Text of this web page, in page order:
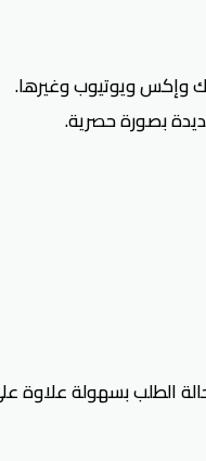
وإكس ويوتيوب وغيرها.
بصورة حصرية.
الطلب بسهولة